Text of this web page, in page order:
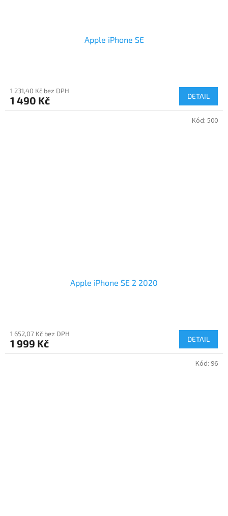
Apple iPhone SE
1 231,40 Kč bez DPH
1 490 Kč DETAIL
Apple iPhone SE 2 2020
1 652,07 Kč bez DPH
1 999 Kč DETAIL
Kód: 500
Kód: 96